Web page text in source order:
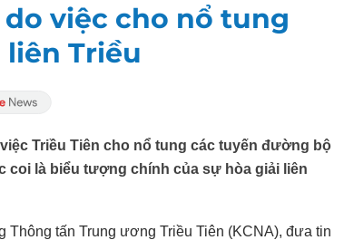
việc cho nổ tung
Triều
Triều Tiên cho nổ tung các tuyến đường bộ
là biểu tượng chính của sự hòa giải liên
Thông tấn Trung ương Triều Tiên (KCNA), đưa tin